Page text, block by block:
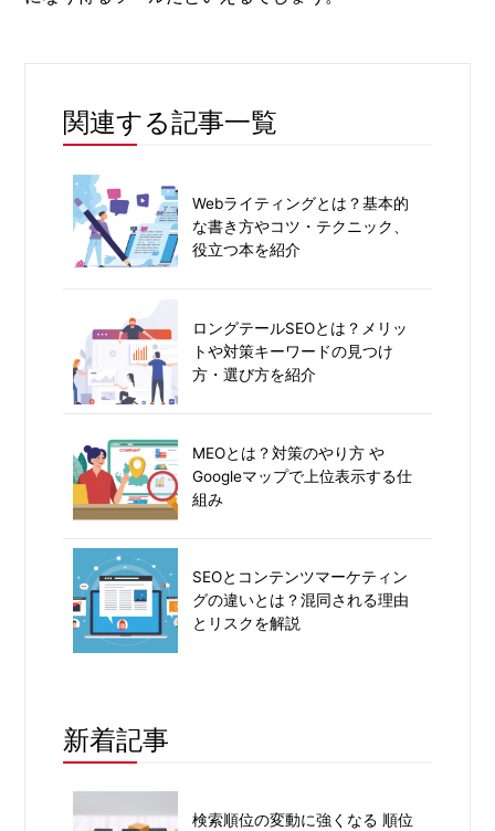
関連する記事一覧
Webライティングとは？基本的
な書き方やコツ・テクニック、
役立つ本を紹介
ロングテールSEOとは？メリッ
トや対策キーワードの見つけ
方・選び方を紹介
MEOとは？対策のやり方 や
Googleマップで上位表示する仕
組み
SEOとコンテンツマーケティン
グの違いとは？混同される理由
とリスクを解説
新着記事
検索順位の変動に強くなる 順位